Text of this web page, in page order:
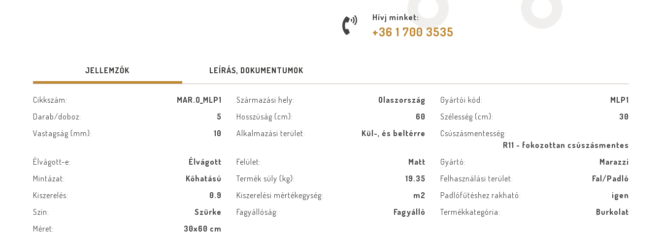
Hívj minket:
+36 1 700 3535
JELLEMZŐK LEÍRÁS, DOKUMENTUMOK
Cikkszám: MAR.O_MLP1 Származási hely: Olaszország Gyártói kód:
MLP1
Darab/doboz:
5 Hosszúság (cm): 60 Szélesség (cm):
30
Vastagság (mm):
10 Alkalmazási terület: Kül-, és beltérre
Csúszásmentesség:
R11 - fokozottan csúszásmentes
Élvágott-e:
Élvágott Felület: Matt Gyártó:
Marazzi
Mintázat:
Kőhatású Termék súly (kg): 19.35 Felhasználási terület:
Fal/Padló
Kiszerelés:
0.9 Kiszerelési mértékegység: m2 Padlófűtéshez rakható:
igen
Szín:
Szürke Fagyállóság: Fagyálló Termékkategória:
Burkolat
Méret:
30x60 cm